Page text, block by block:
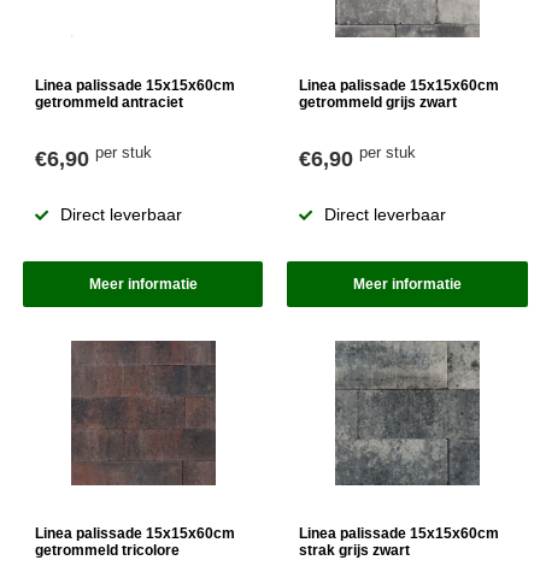
Linea palissade 15x15x60cm
getrommeld antraciet
€6,90 per stuk
Direct leverbaar
Meer informatie
Linea palissade 15x15x60cm
getrommeld grijs zwart
€6,90per stuk
Direct leverbaar
Meer informatie
Linea palissade 15x15x60cm
getrommeld tricolore
Linea palissade 15x15x60cm
strak grijs zwart